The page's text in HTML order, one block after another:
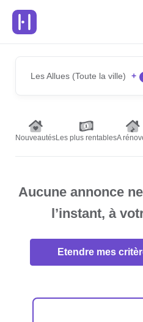
Les Allues (Toute la ville) +
NouveautésLes plus rentablesA
Aucune annonce
l’instant, à
Etendre mes